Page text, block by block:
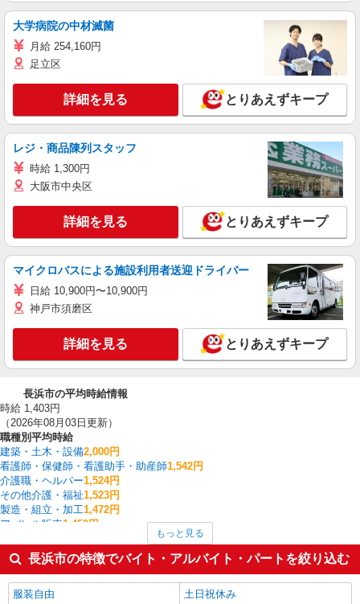
大学病院の中材滅菌
月給 254,160円
足立区
詳細を見る とりあえずキープ
レジ・商品陳列スタッフ
時給 1,300円
大阪市中央区
詳細を見る とりあえずキープ
マイクロバスによる施設利用者送迎ドライバー
日給 10,900円〜10,900円
神戸市須磨区
詳細を見る とりあえずキープ
長浜市の平均時給情報
時給 1,403円
（2026年08月03日更新）
職種別平均時給
建築・土木・設備2,000円
看護師・保健師・看護助手・助産師1,542円
介護職・ヘルパー1,524円
その他介護・福祉1,523円
製造・組立・加工1,472円
アパレル販売1,450円
1,400円
梱包・仕分け・ピッキング 1,360円
家電・携帯販売 1,353円
フォークリフト1,333円
長浜市の他の職種の平均時給を見る
もっと見る
長浜市の特徴でバイト・アルバイト・パートを絞り込む
服装自由
土日祝休み